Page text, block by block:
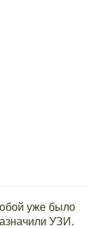
уже было
УЗИ.